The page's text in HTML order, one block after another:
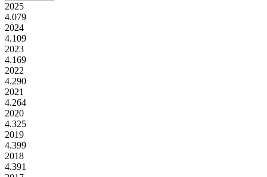
2025
4.079
2024
4.109
2023
4.169
2022
4.290
2021
4.264
2020
4.325
2019
4.399
2018
4.391